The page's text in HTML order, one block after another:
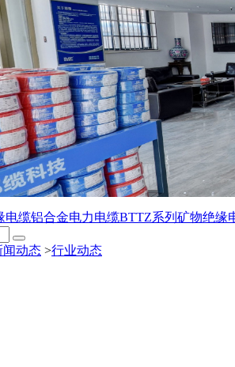
电缆铝合金电力电缆BTTZ系列矿物绝缘
闻动态 >行业动态